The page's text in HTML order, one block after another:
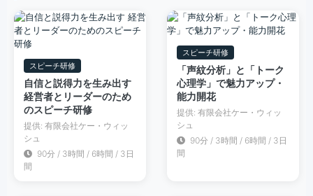
スピーチ研修
自信と説得力を生み出す
経営者とリーダーのため
のスピーチ研修
提供: 有限会社ケー・ウィッ
シュ
90分 / 3時間 / 6時間 / 3日
間
スピーチ研修
「声紋分析」と「トーク
心理学」で魅力アップ・
能力開花
提供: 有限会社ケー・ウィッ
シュ
90分 / 3時間 / 6時間 / 3日
間